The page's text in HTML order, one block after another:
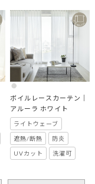
ボイルレースカーテン｜
アルーラ ホワイト
ライトウェーブ
遮熱/断熱 防炎
UVカット 洗濯可